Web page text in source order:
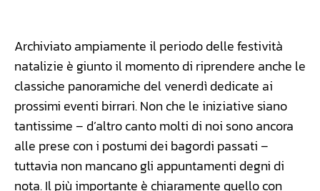
Archiviato ampiamente il periodo delle festività
natalizie è giunto il momento di riprendere anche le
classiche panoramiche del venerdì dedicate ai
prossimi eventi birrari. Non che le iniziative siano
tantissime – d’altro canto molti di noi sono ancora
alle prese con i postumi dei bagordi passati –
tuttavia non mancano gli appuntamenti degni di
nota. Il più importante è chiaramente quello con